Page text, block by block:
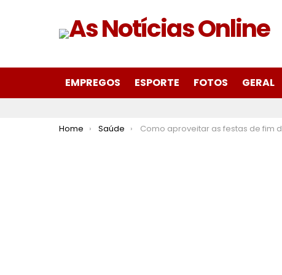
EMPREGOS ESPORTE FOTOS GERAL
You are here:
Home Saúde Como aproveitar as festas de fim de ano sem exagerar na alimentação